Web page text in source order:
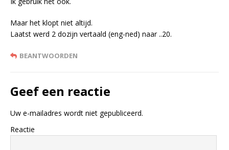
Maar het klopt niet altijd.
Laatst werd 2 dozijn vertaald (eng-ned) naar ..20.
BEANTWOORDEN
Geef een reactie
Uw e-mailadres wordt niet gepubliceerd.
Reactie